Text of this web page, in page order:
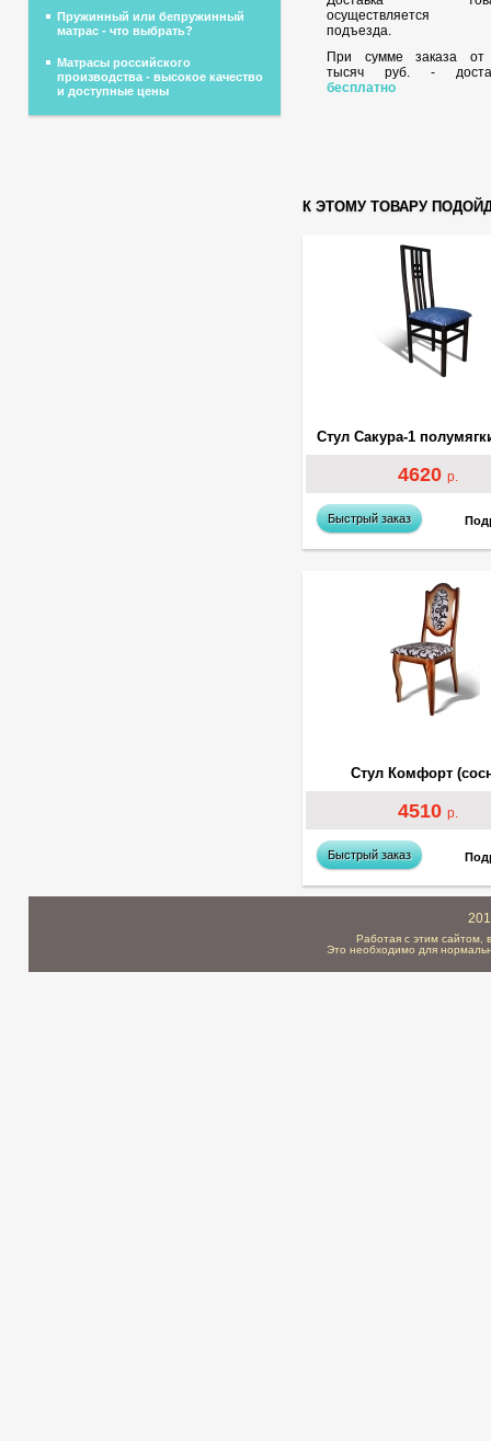
осуществляется
подъезда.
При сумме заказа
тысяч руб. -
бесплатно
К ЭТОМУ ТОВАРУ
4620р.
Быстрый заказ
4510р.
Стул Комфорт
Быстрый заказ
Пружинный или бепружинный
матрас - что выбрать?
Матрасы российского
производства - высокое качество
и доступные цены
Работая с этим сайтом,
Это необходимо для